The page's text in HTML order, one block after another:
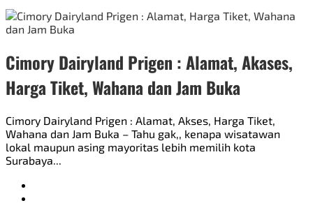
Cimory Dairyland Prigen : Alamat, Akases,
Harga Tiket, Wahana dan Jam Buka
Cimory Dairyland Prigen : Alamat, Akses, Harga Tiket,
Wahana dan Jam Buka – Tahu gak,, kenapa wisatawan
lokal maupun asing mayoritas lebih memilih kota
Surabaya...